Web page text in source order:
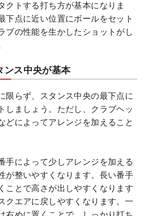
クトする打ち方が基本になりま
下点に近い位置にボールをセット
ブの性能を生かしたショットがし
ンス中央が基本
限らず、スタンス中央の最下点に
しましょう。ただし、クラブヘッ
どによってアレンジを加えること
手によって少しアレンジを加える
が整いやすくなります。長い番手
ことで高さが出しやすくなります
クエアに戻しやすくなります。一